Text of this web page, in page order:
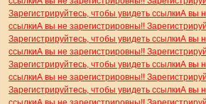
Зарегистрируйтесь, чтобы увидеть ссылкиА вы
ссылкиА вы не зарегистрировны!!
Зарегистрируйтесь, чтобы увидеть ссылкиА вы
ссылкиА вы не зарегистрировны!!
Зарегистрируйтесь, чтобы увидеть ссылкиА вы
ссылкиА вы не зарегистрировны!!
Зарегистрируйтесь, чтобы увидеть ссылкиА вы